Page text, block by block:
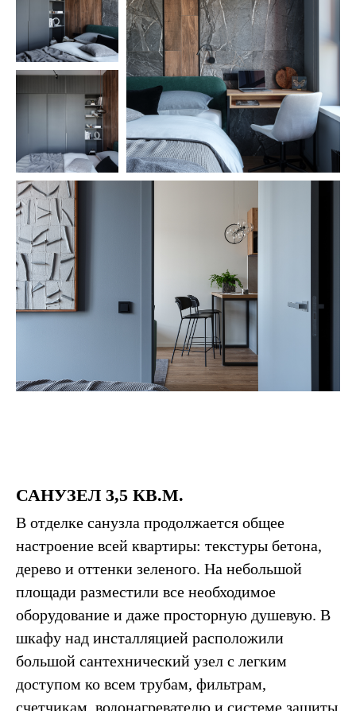
САНУЗЕЛ 3,5 КВ.М.
В отделке санузла продолжается общее
настроение всей квартиры: текстуры бетона,
дерево и оттенки зеленого. На небольшой
площади разместили все необходимое
оборудование и даже просторную душевую. В
шкафу над инсталляцией расположили
большой сантехнический узел с легким
доступом ко всем трубам, фильтрам,
счетчикам, водонагревателю и системе защиты